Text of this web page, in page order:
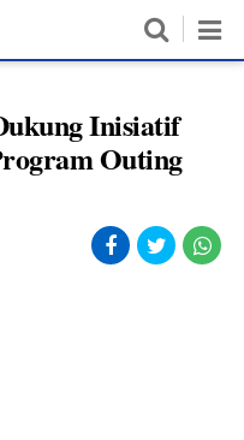
Inisiatif
Outing